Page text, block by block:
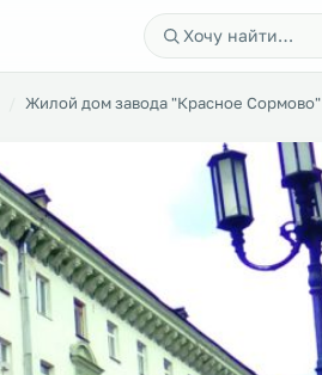
Жилой дом завода "Красное Сормово"